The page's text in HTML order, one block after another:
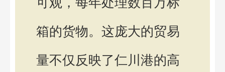
箱的货物。这庞大的贸易
量不仅反映了仁川港的高